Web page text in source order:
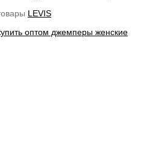
LEVIS
оптом джемперы женские